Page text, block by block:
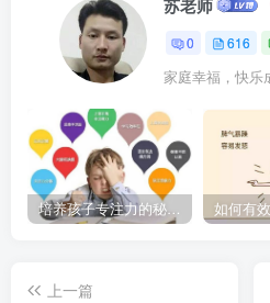
苏老师
0 616
家庭幸福，快乐
培养孩子专注力的秘密：让他们在学习和生活中如鱼得水的技巧
上一篇